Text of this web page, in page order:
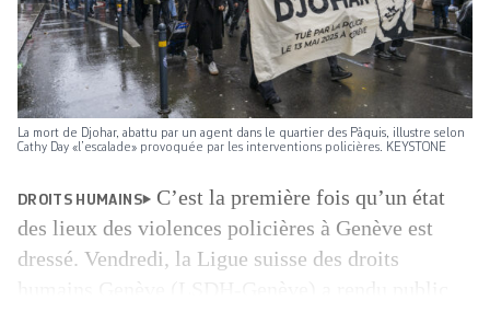
La mort de Djohar, abattu par un agent dans le quartier des Pâquis, illustre selon
Cathy Day «l’escalade» provoquée par les interventions policières. KEYSTONE
DROITS HUMAINS
C’est la première fois qu’un état
des lieux des violences policières à Genève est
dressé. Vendredi, la Ligue suisse des droits